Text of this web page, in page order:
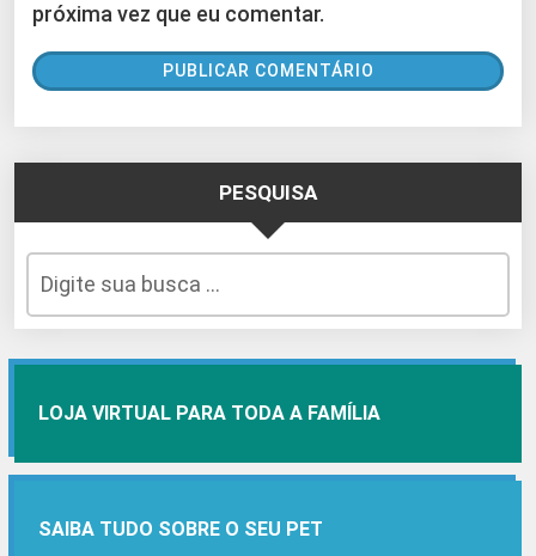
próxima vez que eu comentar.
PESQUISA
LOJA VIRTUAL PARA TODA A FAMÍLIA
SAIBA TUDO SOBRE O SEU PET